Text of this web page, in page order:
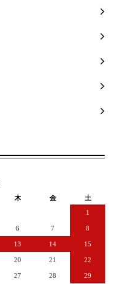
木 金
土
1
6 7 8
13 14 15
20 21 22
27 28 29